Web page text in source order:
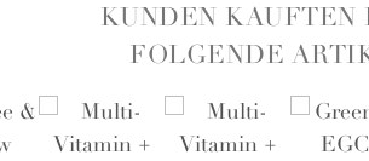
KUNDEN KAUFTEN
FOLGENDE